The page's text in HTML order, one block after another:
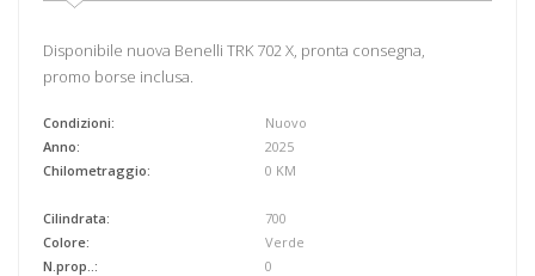
Disponibile nuova Benelli TRK 702 X, pronta consegna,
promo borse inclusa.
Condizioni:
Anno:
Chilometraggio:
Nuovo
2025
0 KM
Cilindrata:
Colore:
N.prop..:
700
Verde
0